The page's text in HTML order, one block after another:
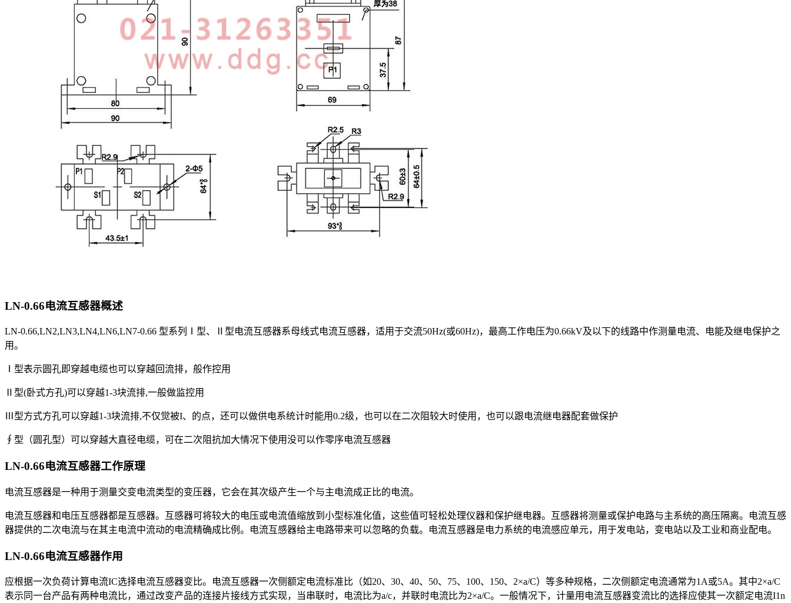
LN-0.66电流互感器概述
LN-0.66,LN2,LN3,LN4,LN6,LN7-0.66 型系列Ⅰ型、Ⅱ型电流互感器系母线式电流互感器，适用于交流50Hz(或60Hz)，最高工作电压为0.66kV及以下的线路中作测量电流、电能及继电保护之
用。
Ⅰ型表示圆孔即穿越电缆也可以穿越回流排，般作控用
Ⅱ型(卧式方孔)可以穿越1-3块流排,一般做监控用
Ⅲ型方式方孔可以穿越1-3块流排,不仅觉被I、的点，还可以做供电系统计时能用0.2级，也可以在二次阻较大时使用，也可以跟电流继电器配套做保护
∮型（圆孔型）可以穿越大直径电缆，可在二次阻抗加大情况下使用没可以作零序电流互感器
LN-0.66电流互感器工作原理
电流互感器是一种用于测量交变电流类型的变压器，它会在其次级产生一个与主电流成正比的电流。
电流互感器和电压互感器都是互感器。互感器可将较大的电压或电流值缩放到小型标准化值，这些值可轻松处理仪器和保护继电器。互感器将测量或保护电路与主系统的高压隔离。电流互感
器提供的二次电流与在其主电流中流动的电流精确成比例。电流互感器给主电路带来可以忽略的负载。电流互感器是电力系统的电流感应单元，用于发电站，变电站以及工业和商业配电。
LN-0.66电流互感器作用
应根据一次负荷计算电流IC选择电流互感器变比。电流互感器一次侧额定电流标准比（如20、30、40、50、75、100、150、2×a/C）等多种规格，二次侧额定电流通常为1A或5A。其中2×a/C
表示同一台产品有两种电流比，通过改变产品的连接片接线方式实现，当串联时，电流比为a/c，并联时电流比为2×a/C。一般情况下，计量用电流互感器变流比的选择应使其一次额定电流I1n